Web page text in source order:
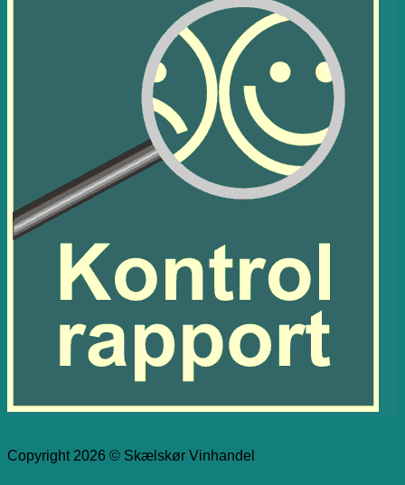
Copyright 2026 © Skælskør Vinhandel